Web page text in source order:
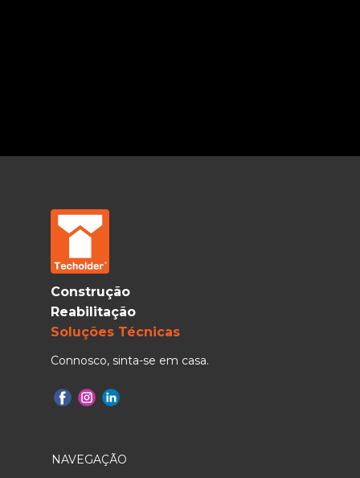
Construção
Reabilitação
Soluções Técnicas
Connosco, sinta-se em casa.
NAVEGAÇÃO